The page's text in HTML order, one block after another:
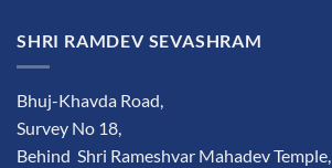
SHRI RAMDEV SEVASHRAM
Bhuj-Khavda Road,
Survey No 18,
Behind Shri Rameshvar Mahadev Temple,